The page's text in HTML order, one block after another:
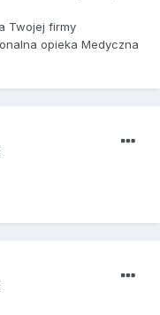
Twojej firmy
opieka Medyczna